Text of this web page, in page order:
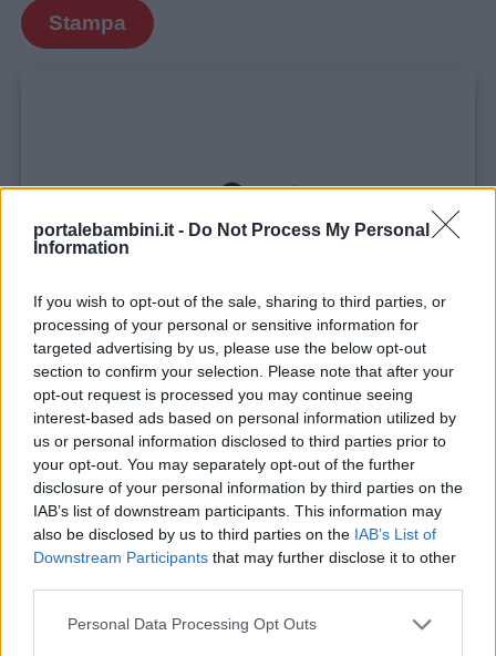
portalebambini.it - Do Not Process My Personal
Information
If you wish to opt-out of the sale, sharing to third parties, or
processing of your personal or sensitive information for
targeted advertising by us, please use the below opt-out
section to confirm your selection. Please note that after your
opt-out request is processed you may continue seeing
interest-based ads based on personal information utilized by
us or personal information disclosed to third parties prior to
your opt-out. You may separately opt-out of the further
disclosure of your personal information by third parties on the
IAB’s list of downstream participants. This information may
also be disclosed by us to third parties on the IAB’s List of
Downstream Participants that may further disclose it to other
Personal Data Processing Opt Outs
Stampa